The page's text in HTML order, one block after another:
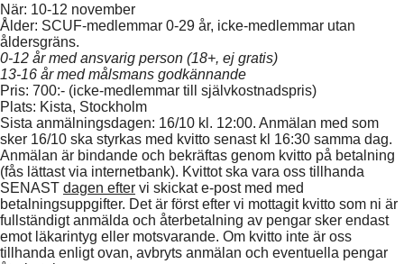
När: 10-12 november
Ålder: SCUF-medlemmar 0-29 år, icke-medlemmar utan
åldersgräns.
0-12 år med ansvarig person (18+, ej gratis)
13-16 år med målsmans godkännande
Pris: 700:- (icke-medlemmar till självkostnadspris)
Plats: Kista, Stockholm
Sista anmälningsdagen: 16/10 kl. 12:00. Anmälan med som
sker 16/10 ska styrkas med kvitto senast kl 16:30 samma dag.
Anmälan är bindande och bekräftas genom kvitto på betalning
(fås lättast via internetbank). Kvittot ska vara oss tillhanda
SENAST dagen efter vi skickat e-post med med
betalningsuppgifter. Det är först efter vi mottagit kvitto som ni är
fullständigt anmälda och återbetalning av pengar sker endast
emot läkarintyg eller motsvarande. Om kvitto inte är oss
tillhanda enligt ovan, avbryts anmälan och eventuella pengar